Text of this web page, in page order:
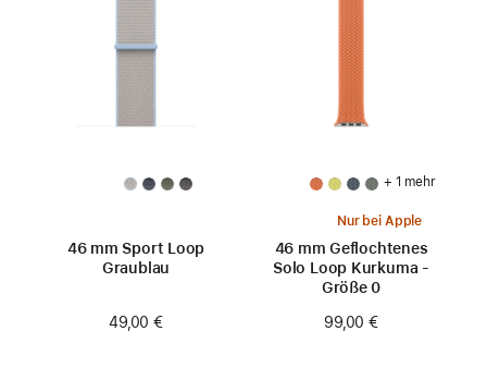
46 mm Sport Loop
Graublau
49,00 €
+ 1 mehr
Nur bei Apple
46 mm Geflochtenes
Solo Loop Kurkuma -
Größe 0
99,00 €